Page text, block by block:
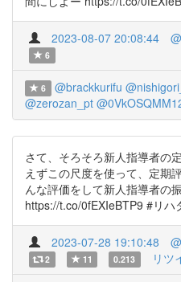
2023-08-07 20:08:44
6
6 @brackkurifu
@zerozan_pt
さて、そろそろ新人指導者の
えずこの尺度を使って、定期
んな評価をして新人指導者の
https://t.co/0fEXIeBTP9 #リハ
2023-07-28 19:10:48
2 11 0.213 リツ